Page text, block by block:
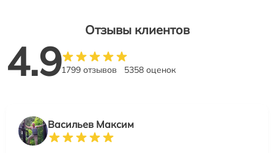
Отзывы клиентов
4.91799 отзывов 5358 оценок
Васильев Максим